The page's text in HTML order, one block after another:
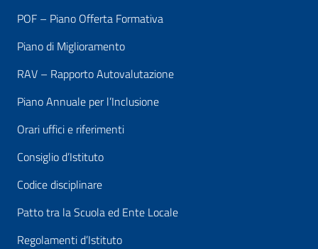
POF – Piano Offerta Formativa
Piano di Miglioramento
RAV – Rapporto Autovalutazione
Piano Annuale per l’Inclusione
Orari uffici e riferimenti
Consiglio d’Istituto
Codice disciplinare
Patto tra la Scuola ed Ente Locale
Regolamenti d’Istituto